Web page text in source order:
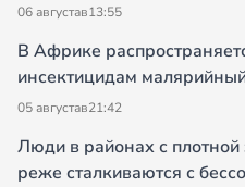
06 августав13:55
В Африке
инсектицидам
05 августав21:42
Люди в районах с
реже сталкиваются с